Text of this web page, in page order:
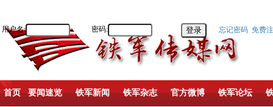
用户名: 密码: 忘记密码 免费
首页 要闻速览 铁军新闻 铁军杂志 官方微博 铁军论坛